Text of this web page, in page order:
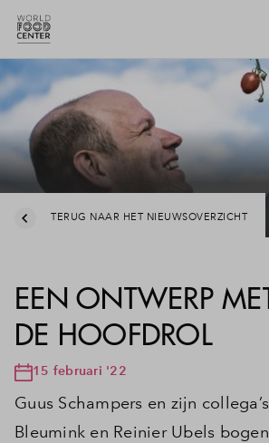
TERUG NAAR HET NIEUWSOVERZICHT
EEN ONTWERP
DE HOOFDROL
15 februari '22
Guus Schampers en zijn
Bleumink en Reinier Ubels